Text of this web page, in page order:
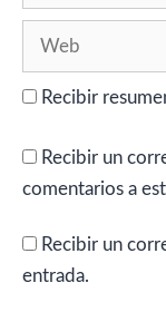
Recibir
Recibir un
comentarios a
Recibir un
entrada.